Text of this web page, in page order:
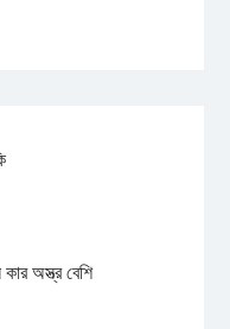
অস্ত্র বেশি